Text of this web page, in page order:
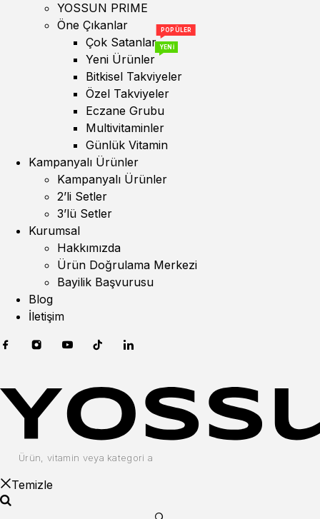
YOSSUN PRIME
Öne Çıkanlar
Çok Satanlar
POPÜLER
Yeni Ürünler
YENİ
Bitkisel Takviyeler
Özel Takviyeler
Eczane Grubu
Multivitaminler
Günlük Vitamin
Kampanyalı Ürünler
Kampanyalı Ürünler
2’li Setler
3’lü Setler
Kurumsal
Hakkımızda
Ürün Doğrulama Merkezi
Bayilik Başvurusu
Blog
İletişim
Temizle